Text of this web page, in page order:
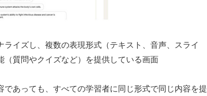
イズし、複数の表現形式（テキスト、音声、スライ
（質問やクイズなど）を提供している画面
あっても、すべての学習者に同じ形式で同じ内容を提